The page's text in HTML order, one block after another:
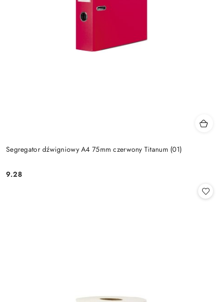
Segregator dźwigniowy A4 75mm czerwony Titanum (01)
Cena:
9.28